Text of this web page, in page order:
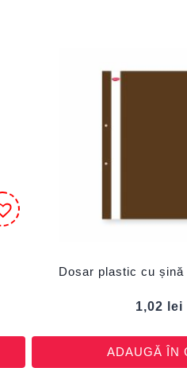
Dosar plastic cu șină
1,02 lei
ADAUGĂ ÎN